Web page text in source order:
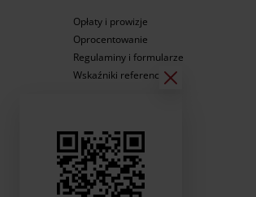
Opłaty i prowizje
Oprocentowanie
Regulaminy i formularze
Wskaźniki referencyjne